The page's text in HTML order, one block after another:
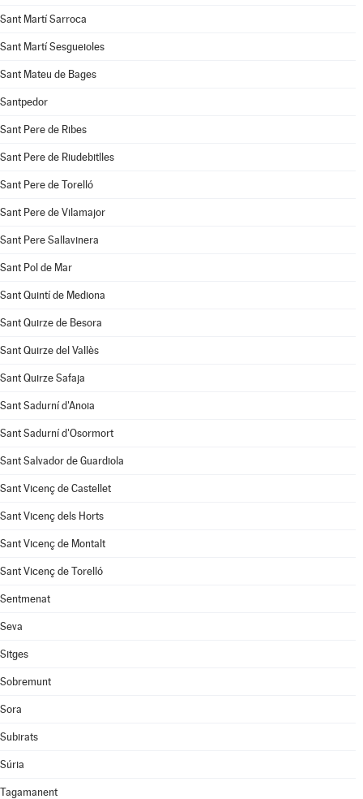
Sant Martí Sarroca
Sant Martí Sesgueioles
Sant Mateu de Bages
Santpedor
Sant Pere de Ribes
Sant Pere de Riudebitlles
Sant Pere de Torelló
Sant Pere de Vilamajor
Sant Pere Sallavinera
Sant Pol de Mar
Sant Quintí de Mediona
Sant Quirze de Besora
Sant Quirze del Vallès
Sant Quirze Safaja
Sant Sadurní d'Anoia
Sant Sadurní d'Osormort
Sant Salvador de Guardiola
Sant Vicenç de Castellet
Sant Vicenç dels Horts
Sant Vicenç de Montalt
Sant Vicenç de Torelló
Sentmenat
Seva
Sitges
Sobremunt
Sora
Subirats
Súria
Tagamanent